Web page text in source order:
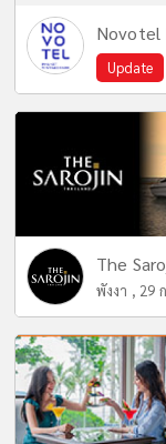
Novotel
Update
The
พังงา , 29